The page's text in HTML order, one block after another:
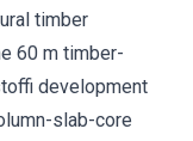
timber
60 m timber-
development
slab-core